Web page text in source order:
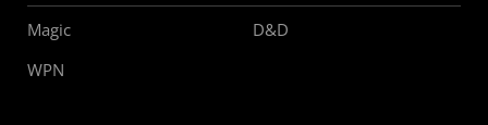
Magic
D&D
WPN